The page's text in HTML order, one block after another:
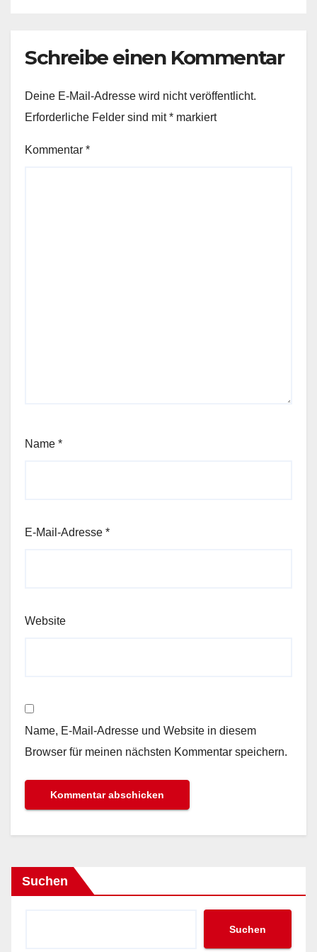
Schreibe einen Kommentar
Deine E-Mail-Adresse wird nicht veröffentlicht.
Erforderliche Felder sind mit* markiert
Kommentar *
Name *
E-Mail-Adresse *
Website
Name, E-Mail-Adresse und Website in diesem
Browser für meinen nächsten Kommentar speichern.
Suchen
Suchen